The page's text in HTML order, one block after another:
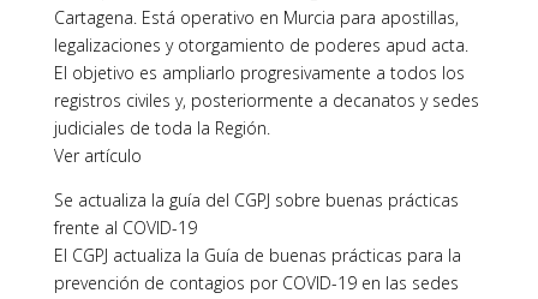
Cartagena. Está operativo en Murcia para apostillas,
legalizaciones y otorgamiento de poderes apud acta.
El objetivo es ampliarlo progresivamente a todos los
registros civiles y, posteriormente a decanatos y sedes
judiciales de toda la Región.
Ver artículo
Se actualiza la guía del CGPJ sobre buenas prácticas
frente al COVID-19
El CGPJ actualiza la Guía de buenas prácticas para la
prevención de contagios por COVID-19 en las sedes